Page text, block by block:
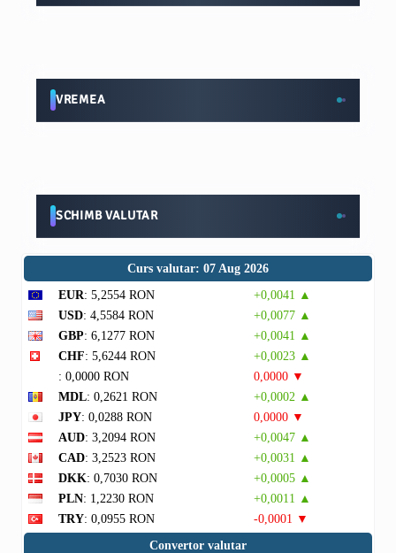
VREMEA
SCHIMB VALUTAR
Curs valutar: 07 Aug 2026
EUR: 5,2554 RON
+0,0041 ▲
USD: 4,5584 RON
+0,0077 ▲
GBP: 6,1277 RON
+0,0041 ▲
CHF: 5,6244 RON
+0,0023 ▲
: 0,0000 RON
0,0000 ▼
MDL: 0,2621 RON
+0,0002 ▲
JPY: 0,0288 RON
0,0000 ▼
AUD: 3,2094 RON
+0,0047 ▲
CAD: 3,2523 RON
+0,0031 ▲
DKK: 0,7030 RON
+0,0005 ▲
PLN: 1,2230 RON
+0,0011 ▲
TRY: 0,0955 RON
-0,0001 ▼
Convertor valutar